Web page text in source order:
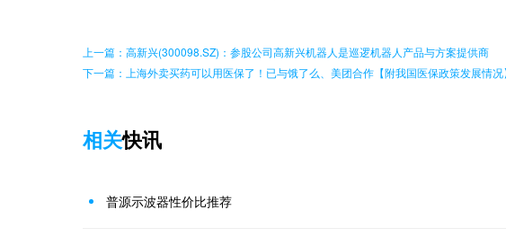
上一篇：高新兴(300098.SZ)：参股公司高新兴机器人是巡逻机器人产品与方案提供商
下一篇：上海外卖买药可以用医保了！已与饿了么、美团合作【附我国医保政策发展情况
相关快讯
普源示波器性价比推荐